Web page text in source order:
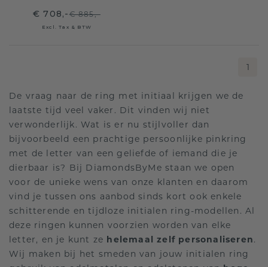
€ 708,-€ 885,-
Excl. Tax & BTW
1
De vraag naar de ring met initiaal krijgen we de
laatste tijd veel vaker. Dit vinden wij niet
verwonderlijk. Wat is er nu stijlvoller dan
bijvoorbeeld een prachtige persoonlijke pinkring
met de letter van een geliefde of iemand die je
dierbaar is? Bij DiamondsByMe staan we open
voor de unieke wens van onze klanten en daarom
vind je tussen ons aanbod sinds kort ook enkele
schitterende en tijdloze initialen ring-modellen. Al
deze ringen kunnen voorzien worden van elke
letter, en je kunt ze helemaal zelf personaliseren.
Wij maken bij het smeden van jouw initialen ring